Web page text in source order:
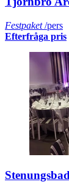
Festpaket/pers
Efterfråga pris